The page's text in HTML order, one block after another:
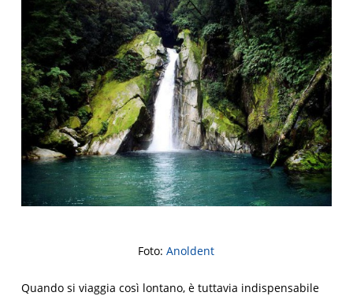
Foto: Anoldent
Quando si viaggia così lontano, è tuttavia indispensabile